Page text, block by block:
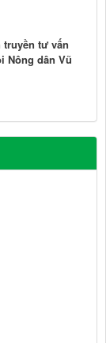
truyền tư vấn
Nông dân Vũ